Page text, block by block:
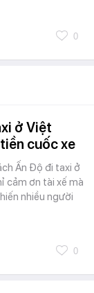
0
ở Việt
cuốc xe
Ấn Độ đi taxi ở
cảm ơn tài xế mà
nhiều người
0